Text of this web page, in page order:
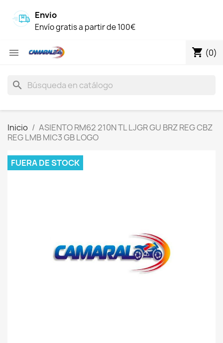
Envio
Envío gratis a partir de 100€
 shopping_cart (0)
search
Inicio
ASIENTO RM62 210N TL LJGR GU BRZ REG CBZ
REG LMB MIC3 GB LOGO
FUERA DE STOCK